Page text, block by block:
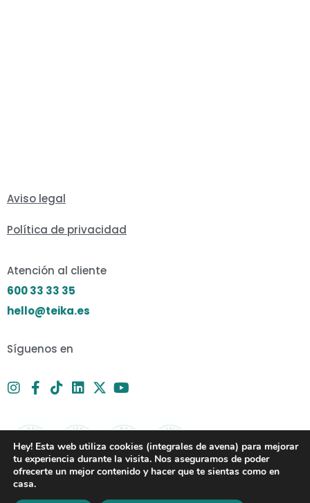
Aviso legal
Política de privacidad
Atención al cliente
600 33 33 35
hello@teika.es
Síguenos en
Hey! Esta web utiliza cookies (integrales de avena) para mejorar
tu experiencia durante la visita. Nos aseguramos de poder
ofrecerte un mejor contenido y hacer que te sientas como en
casa.